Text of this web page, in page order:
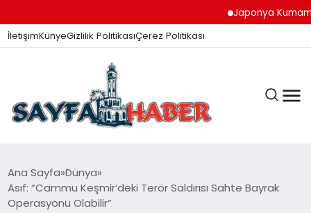
Japonya Kumamoto
İletişimKünyeGizlilik PolitikasıÇerez Politikası
ANA SAYFA
Ana Sayfa Dünya
Asıf: “Cammu Keşmir’deki Terör Saldırısı Sahte Bayrak
Operasyonu Olabilir”